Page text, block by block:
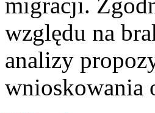
względu na
analizy
wnioskowania